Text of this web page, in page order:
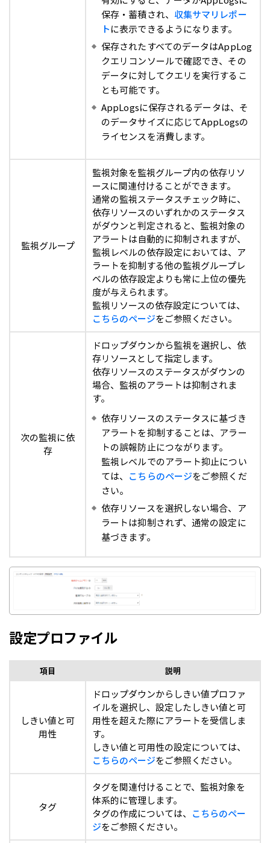
保存・蓄積され、 収集サマリレポー
トに表示できるようになります。
保存されたすべてのデータはAppLog
クエリコンソールで確認でき、その
データに対してクエリを実行するこ
とも可能です。
AppLogsに保存されるデータは、そ
のデータサイズに応じてAppLogsの
ライセンスを消費します。
監視グループ
監視対象を監視グループ内の依存リソ
ースに関連付けることができます。
通常の監視ステータスチェック時に、
依存リソースのいずれかのステータス
がダウンと判定されると、監視対象の
アラートは自動的に抑制されますが、
監視レベルの依存設定においては、ア
ラートを抑制する他の監視グループレ
ベルの依存設定よりも常に上位の優先
度が与えられます。
監視リソースの依存設定については、
こちらのページをご参照ください。
次の監視に依
存
ドロップダウンから監視を選択し、依
存リソースとして指定します。
依存リソースのステータスがダウンの
場合、監視のアラートは抑制されま
す。
依存リソースのステータスに基づき
アラートを抑制することは、アラー
トの誤報防止につながります。
監視レベルでのアラート抑止につい
ては、 こちらのページをご参照くだ
さい。
依存リソースを選択しない場合、ア
ラートは抑制されず、通常の設定に
基づきます。
設定プロファイル
項目 説明
しきい値と可
用性
ドロップダウンからしきい値プロファ
イルを選択し、設定したしきい値と可
用性を超えた際にアラートを受信しま
す。
しきい値と可用性の設定については、
こちらのページをご参照ください。
タグ
タグを関連付けることで、監視対象を
体系的に管理します。
タグの作成については、 こちらのペー
ジをご参照ください。